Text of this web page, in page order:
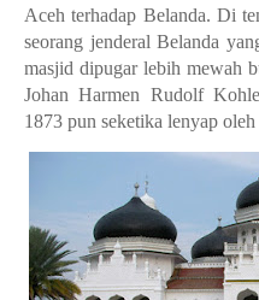
Aceh terhadap Belanda. Di
seorang jenderal Belanda
masjid dipugar lebih mewah
Johan Harmen Rudolf
1873 pun seketika lenyap